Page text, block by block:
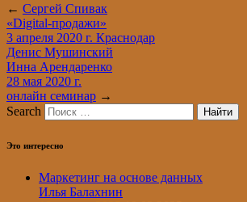
← Сергей Спивак
«Digital-продажи»
3 апреля 2020 г. Краснодар
Денис Мушинский
Инна Арендаренко
28 мая 2020 г.
онлайн семинар →
Search
Это интересно
Маркетинг на основе данных
Илья Балахнин